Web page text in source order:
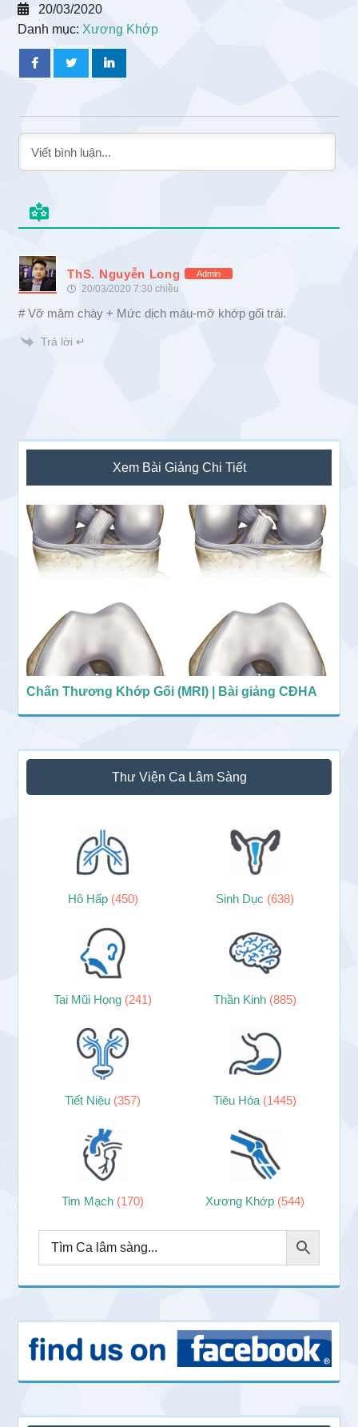
20/03/2020
Danh mục:Xương Khớp
ThS. Nguyễn Long Admin
20/03/2020 7:30 chiều
# Vỡ mâm chày + Mức dịch máu-mỡ khớp gối trái.
Trả lời ↵
Sidebar
chính
Xem Bài Giảng Chi Tiết
Chấn Thương Khớp Gối (MRI) | Bài giảng CĐHA
Thư Viện Ca Lâm Sàng
Hô Hấp (450) Sinh Dục (638)
Tai Mũi Họng (241) Thần Kinh (885)
Tiết Niệu (357) Tiêu Hóa (1445)
Tim Mạch (170) Xương Khớp (544)